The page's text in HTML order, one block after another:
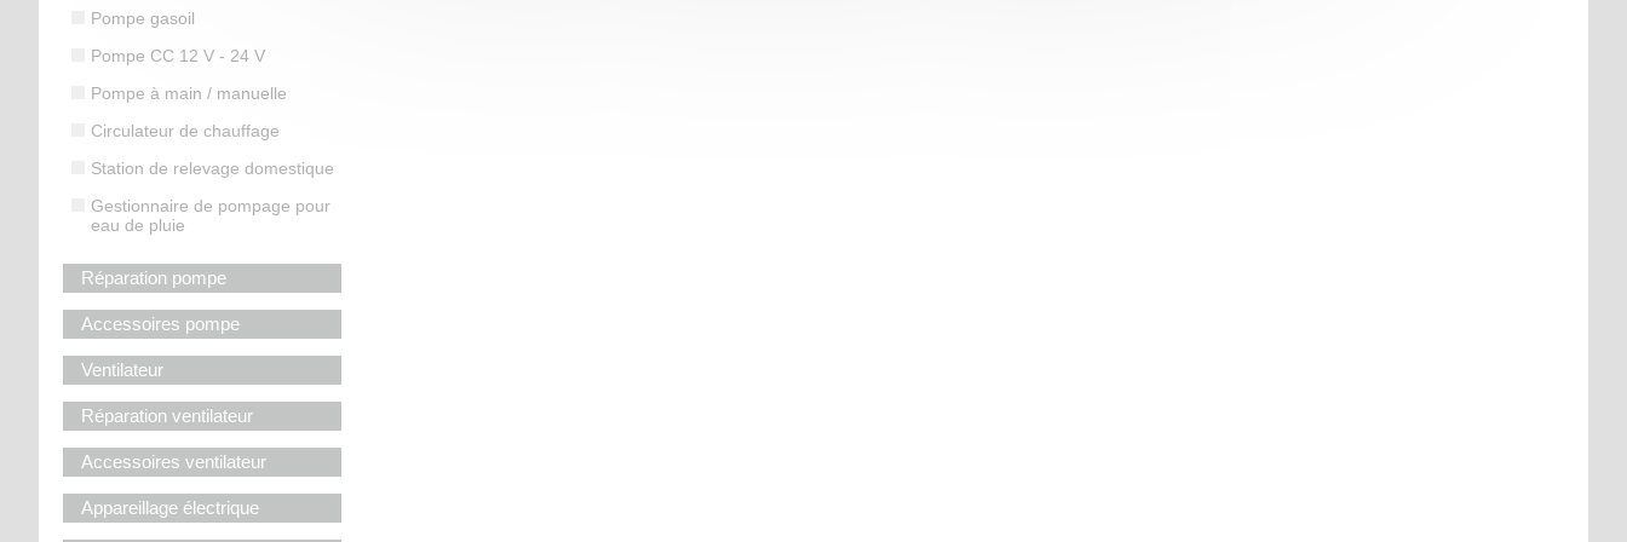
Pompe gasoil
Pompe CC 12 V - 24 V
Pompe à main / manuelle
Circulateur de chauffage
Station de relevage domestique
Gestionnaire de pompage pour
eau de pluie
Réparation pompe
Accessoires pompe
Ventilateur
Réparation ventilateur
Accessoires ventilateur
Appareillage électrique